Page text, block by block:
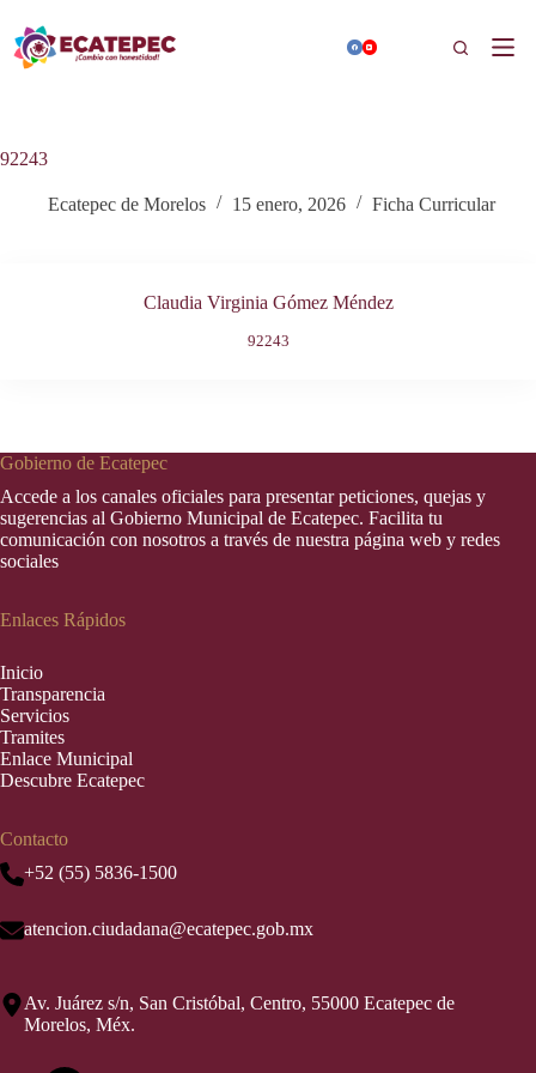
contenido
Buscar
92243
Ecatepec de Morelos 15 enero, 2026 Ficha Curricular
Claudia Virginia Gómez Méndez
92243
Gobierno de Ecatepec
Accede a los canales oficiales para presentar peticiones, quejas y
sugerencias al Gobierno Municipal de Ecatepec. Facilita tu
comunicación con nosotros a través de nuestra página web y redes
sociales
Enlaces Rápidos
Inicio
Transparencia
Servicios
Tramites
Enlace Municipal
Descubre Ecatepec
Contacto
+52 (55) 5836-1500
atencion.ciudadana@ecatepec.gob.mx
Av. Juárez s/n, San Cristóbal, Centro, 55000 Ecatepec de
Morelos, Méx.